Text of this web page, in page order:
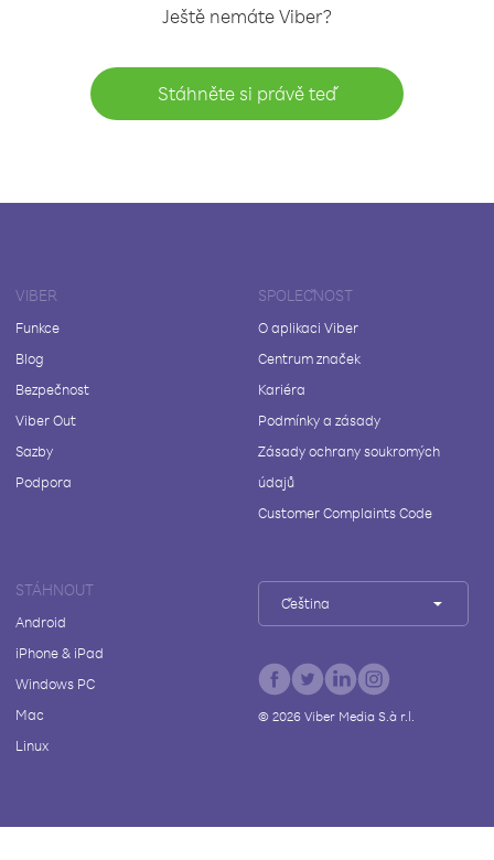
Ještě nemáte Viber?
Stáhněte si právě teď
VIBER
Funkce
Blog
Bezpečnost
Viber Out
Sazby
Podpora
SPOLEČNOST
O aplikaci Viber
Centrum značek
Kariéra
Podmínky a zásady
Zásady ochrany soukromých
údajů
Customer Complaints Code
STÁHNOUT
Android
iPhone & iPad
Windows PC
Mac
Linux
Čeština
© 2026Viber Media S.à r.l.